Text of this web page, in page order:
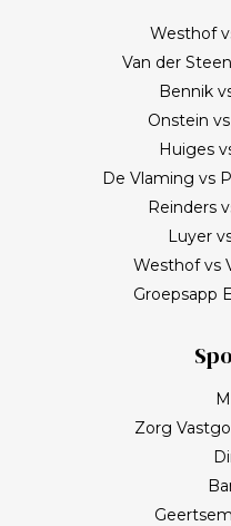
Westhof
Van der
Bennik
Onstein
Huiges
De Vlaming vs
Reinders
Luyer
Westhof vs
Groepsapp
Zorg